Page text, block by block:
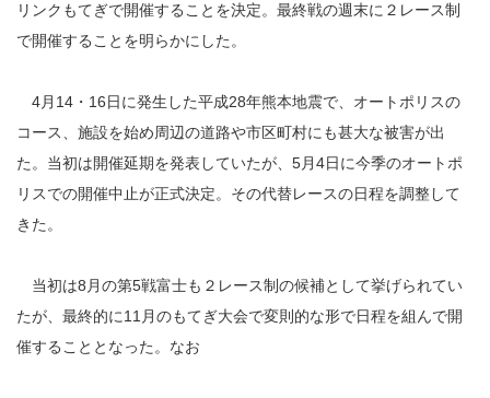
リンクもてぎで開催することを決定。最終戦の週末に２レース制
で開催することを明らかにした。
4月14・16日に発生した平成28年熊本地震で、オートポリスの
コース、施設を始め周辺の道路や市区町村にも甚大な被害が出
た。当初は開催延期を発表していたが、5月4日に今季のオートポ
リスでの開催中止が正式決定。その代替レースの日程を調整して
きた。
当初は8月の第5戦富士も２レース制の候補として挙げられてい
たが、最終的に11月のもてぎ大会で変則的な形で日程を組んで開
催することとなった。なお